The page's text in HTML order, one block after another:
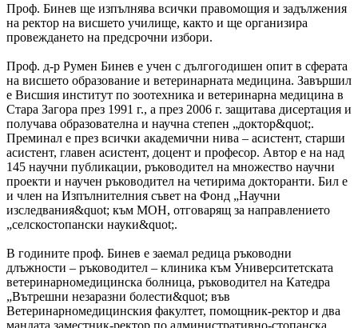
Проф. Бинев ще изпълнява всички правомощия и задължения
на ректор на висшето училище, както и ще организира
провеждането на предсрочни избори.
Проф. д-р Румен Бинев е учен с дългогодишен опит в сферата
на висшето образование и ветеринарната медицина. Завършил
е Висшия институт по зоотехника и ветеринарна медицина в
Стара Загора през 1991 г., а през 2006 г. защитава дисертация и
получава образователна и научна степен „доктор&quot;.
Преминал е през всички академични нива – асистент, старши
асистент, главен асистент, доцент и професор. Автор е на над
145 научни публикации, ръководител на множество научни
проекти и научен ръководител на четирима докторанти. Бил е
и член на Изпълнителния съвет на Фонд „Научни
изследвания&quot; към МОН, отговарящ за направлението
„селскостопански науки&quot;.
В годините проф. Бинев е заемал редица ръководни
длъжности – ръководител – клиника към Университетската
ветеринарномедицинска болница, ръководител на Катедра
„Вътрешни незаразни болести&quot; във
Ветеринарномедицинския факултет, помощник-ректор и два
мандата заместник-ректор по административно-стопанска